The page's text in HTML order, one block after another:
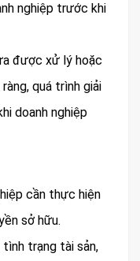
nghiệp trước khi
được xử lý hoặc
quá trình giải
doanh nghiệp
cần thực hiện
sở hữu.
tình trạng tài sản,